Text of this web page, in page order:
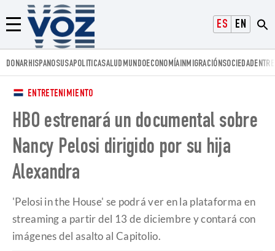
ESPAÑOLENGLISH
Menú
Voz.us
DONARHISPANOSUSAPOLITICASALUD MUNDOECONOMÍAINMIGRACIÓNSOCIEDAD
ENTRETENIMIENTO
HBO estrenará un documental sobre
Nancy Pelosi dirigido por su hija
Alexandra
'Pelosi in the House' se podrá ver en la plataforma en
streaming a partir del 13 de diciembre y contará con
imágenes del asalto al Capitolio.